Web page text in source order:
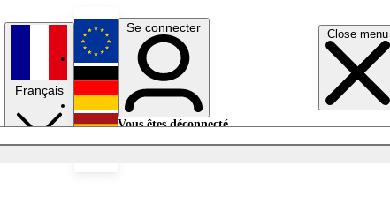
Close menu
Français
English
Deutsch
Se connecter
Vous êtes déconnecté.